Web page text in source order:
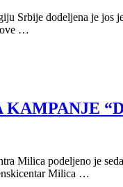
Srbije dodeljena je jos
ove …
Milica podeljeno je
Milica …